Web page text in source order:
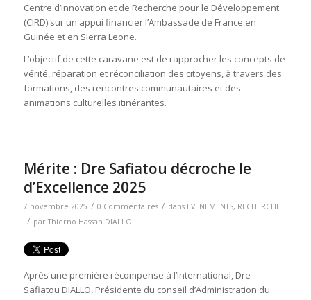
Centre d’Innovation et de Recherche pour le Développement
(CIRD) sur un appui financier l’Ambassade de France en
Guinée et en Sierra Leone.
L’objectif de cette caravane est de rapprocher les concepts de
vérité, réparation et réconciliation des citoyens, à travers des
formations, des rencontres communautaires et des
animations culturelles itinérantes.
Mérite : Dre Safiatou décroche le
d’Excellence 2025
7 novembre 2025 / 0 Commentaires / dans EVENEMENTS, RECHERCHE
/ parThierno Hassan DIALLO
Après une première récompense à l’International, Dre
Safiatou DIALLO, Présidente du conseil d’Administration du